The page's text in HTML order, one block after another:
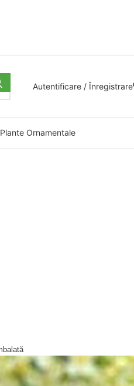
Autentificare / Înregistrare
Plante Ornamentale